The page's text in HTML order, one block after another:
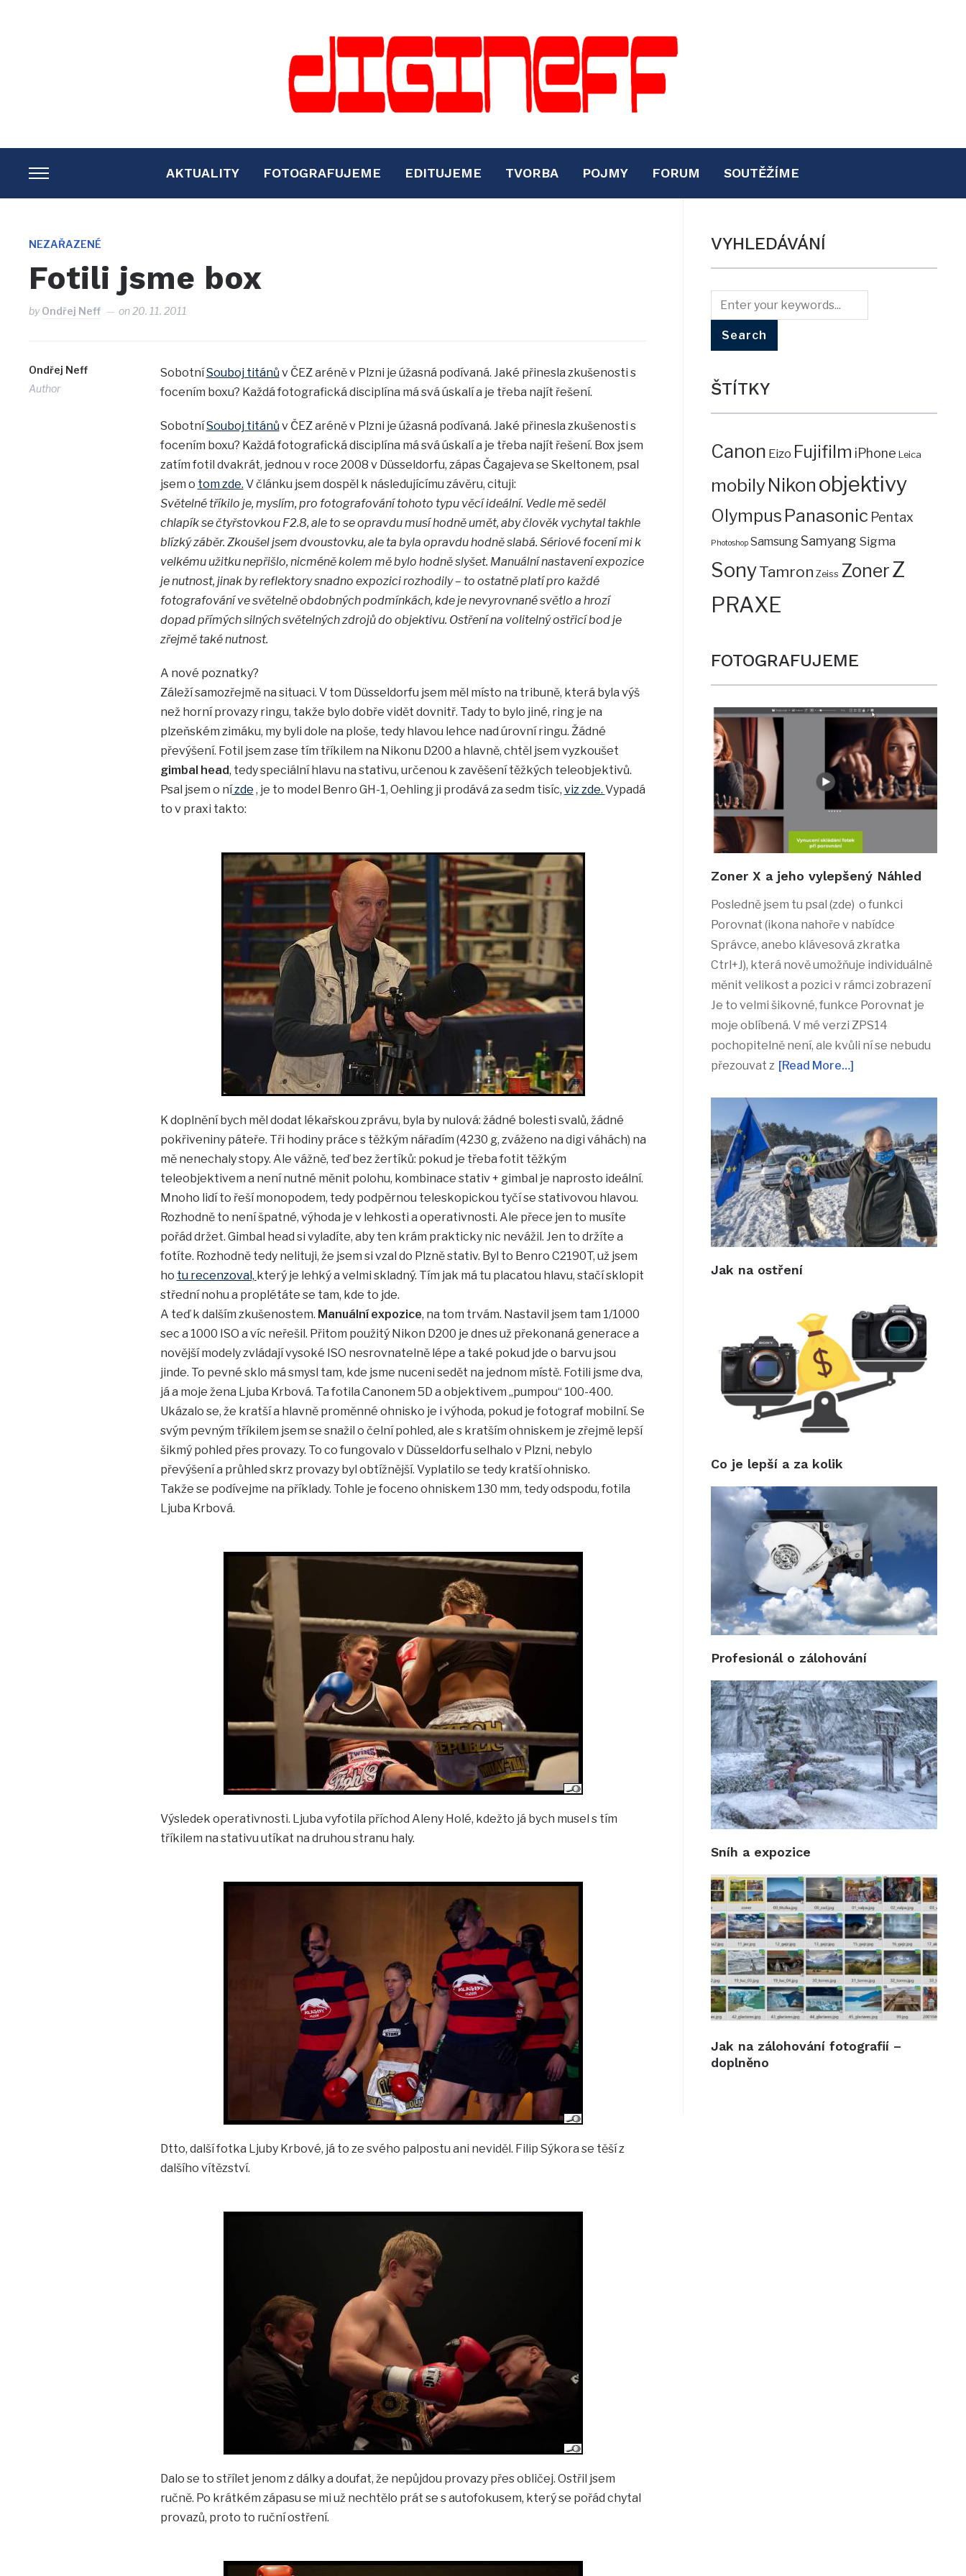
TOGGLE
SIDEBAR
NAVIGATION
AKTUALITY FOTOGRAFUJEME EDITUJEME TVORBA POJMY FORUM SOUTĚŽÍME
NEZAŘAZENÉ
Fotili jsme box
byOndřej Neff on20. 11. 2011
Ondřej Neff
Author
SobotníSouboj titánů v ČEZ aréně v Plzni je úžasná podívaná. Jaké přinesla zkušenosti s
focením boxu? Každá fotografická disciplína má svá úskalí a je třeba najít řešení.
SobotníSouboj titánů v ČEZ aréně v Plzni je úžasná podívaná. Jaké přinesla zkušenosti s
focením boxu? Každá fotografická disciplína má svá úskalí a je třeba najít řešení. Box jsem
zatím fotil dvakrát, jednou v roce 2008 v Düsseldorfu, zápas Čagajeva se Skeltonem, psal
jsem o tom zde. V článku jsem dospěl k následujícímu závěru, cituji:
Světelné tříkilo je, myslím, pro fotografování tohoto typu věcí ideální. Vedle mě seděl
chlapík se čtyřstovkou F2.8, ale to se opravdu musí hodně umět, aby člověk vychytal takhle
blízký záběr. Zkoušel jsem dvoustovku, ale ta byla opravdu hodně slabá. Sériové focení mi k
velkému užitku nepřišlo, nicméně kolem mě bylo hodně slyšet. Manuální nastavení expozice
je nutnost, jinak by reflektory snadno expozici rozhodily – to ostatně platí pro každé
fotografování ve světelně obdobných podmínkách, kde je nevyrovnané světlo a hrozí
dopad přímých silných světelných zdrojů do objektivu. Ostření na volitelný ostřicí bod je
zřejmě také nutnost.
A nové poznatky?
Záleží samozřejmě na situaci. V tom Düsseldorfu jsem měl místo na tribuně, která byla výš
než horní provazy ringu, takže bylo dobře vidět dovnitř. Tady to bylo jiné, ring je na
plzeňském zimáku, my byli dole na ploše, tedy hlavou lehce nad úrovní ringu. Žádné
převýšení. Fotil jsem zase tím tříkilem na Nikonu D200 a hlavně, chtěl jsem vyzkoušet
gimbal head, tedy speciální hlavu na stativu, určenou k zavěšení těžkých teleobjektivů.
Psal jsem o nízde , je to model Benro GH-1, Oehling ji prodává za sedm tisíc, viz zde. Vypadá
to v praxi takto:
K doplnění bych měl dodat lékařskou zprávu, byla by nulová: žádné bolesti svalů, žádné
pokřiveniny páteře. Tři hodiny práce s těžkým nářadím (4230 g, zváženo na digi váhách) na
mě nenechaly stopy. Ale vážně, teď bez žertíků: pokud je třeba fotit těžkým
teleobjektivem a není nutné měnit polohu, kombinace stativ + gimbal je naprosto ideální.
Mnoho lidí to řeší monopodem, tedy podpěrnou teleskopickou tyčí se stativovou hlavou.
Rozhodně to není špatné, výhoda je v lehkosti a operativnosti. Ale přece jen to musíte
pořád držet. Gimbal head si vyladíte, aby ten krám prakticky nic nevážil. Jen to držíte a
fotíte. Rozhodně tedy nelituji, že jsem si vzal do Plzně stativ. Byl to Benro C2190T, už jsem
ho tu recenzoval, který je lehký a velmi skladný. Tím jak má tu placatou hlavu, stačí sklopit
střední nohu a proplétáte se tam, kde to jde.
A teď k dalším zkušenostem. Manuální expozice, na tom trvám. Nastavil jsem tam 1/1000
sec a 1000 ISO a víc neřešil. Přitom použitý Nikon D200 je dnes už překonaná generace a
novější modely zvládají vysoké ISO nesrovnatelně lépe a také pokud jde o barvu jsou
jinde. To pevné sklo má smysl tam, kde jsme nuceni sedět na jednom místě. Fotili jsme dva,
já a moje žena Ljuba Krbová. Ta fotila Canonem 5D a objektivem „pumpou“ 100-400.
Ukázalo se, že kratší a hlavně proměnné ohnisko je i výhoda, pokud je fotograf mobilní. Se
svým pevným tříkilem jsem se snažil o čelní pohled, ale s kratším ohniskem je zřejmě lepší
šikmý pohled přes provazy. To co fungovalo v Düsseldorfu selhalo v Plzni, nebylo
převýšení a průhled skrz provazy byl obtížnější. Vyplatilo se tedy kratší ohnisko.
Takže se podívejme na příklady. Tohle je foceno ohniskem 130 mm, tedy odspodu, fotila
Ljuba Krbová.
Výsledek operativnosti. Ljuba vyfotila příchod Aleny Holé, kdežto já bych musel s tím
tříkilem na stativu utíkat na druhou stranu haly.
Dtto, další fotka Ljuby Krbové, já to ze svého palpostu ani neviděl. Filip Sýkora se těší z
dalšího vítězství.
Dalo se to střílet jenom z dálky a doufat, že nepůjdou provazy přes obličej. Ostřil jsem
ručně. Po krátkém zápasu se mi už nechtělo prát se s autofokusem, který se pořád chytal
provazů, proto to ruční ostření.
VYHLEDÁVÁNÍ
ŠTÍTKY
Canon Eizo Fujifilm iPhone Leica
mobilyNikon objektivy
Olympus Panasonic Pentax
Photoshop SamsungSamyang Sigma
SonyTamron Zeiss ZonerZ
PRAXE
FOTOGRAFUJEME
Zoner X a jeho vylepšený Náhled
Posledně jsem tu psal (zde) o funkci
Porovnat (ikona nahoře v nabídce
Správce, anebo klávesová zkratka
Ctrl+J), která nově umožňuje individuálně
měnit velikost a pozici v rámci zobrazení
Je to velmi šikovné, funkce Porovnat je
moje oblíbená. V mé verzi ZPS14
pochopitelně není, ale kvůli ní se nebudu
přezouvat z [Read More…]
Jak na ostření
Co je lepší a za kolik
Profesionál o zálohování
Sníh a expozice
Jak na zálohování fotografií –
doplněno